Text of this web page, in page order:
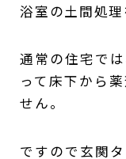
浴室の土間処理
通常の住宅で
って床下から
せん。
ですので玄関